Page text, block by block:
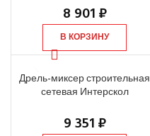
2500об/мин
8 901₽
В КОРЗИНУ
Дрель-миксер строительная
сетевая Интерскол
550 об/мин, патрон 16 мм
9 351₽